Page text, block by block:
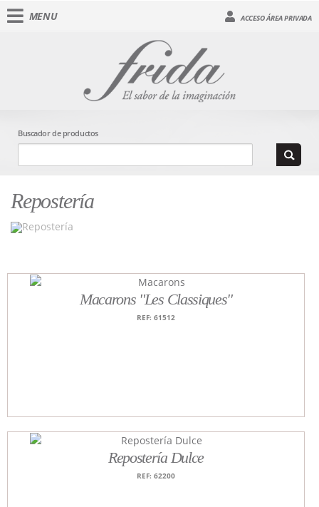
MENU ACCESO ÁREA PRIVADA
Buscador de productos
Repostería
Macarons "Les Classiques"
REF: 61512
Repostería Dulce
REF: 62200